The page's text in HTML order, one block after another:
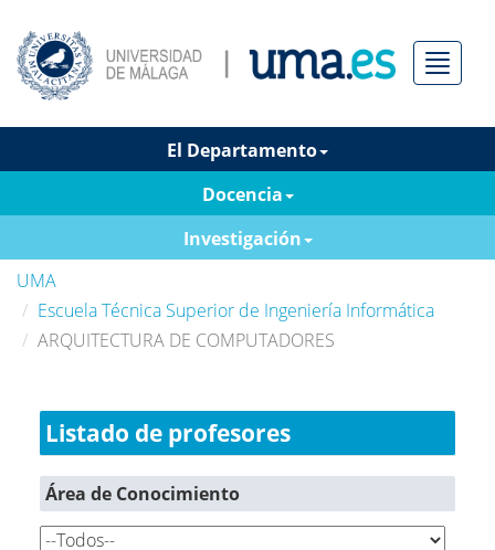
Menú
El Departamento
Docencia
Investigación
UMA
Escuela Técnica Superior de Ingeniería Informática
ARQUITECTURA DE COMPUTADORES
Listado de profesores
Área de Conocimiento